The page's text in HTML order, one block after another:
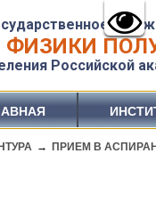
ФИЗИКИ
Российской
→ ПРИЕМ В